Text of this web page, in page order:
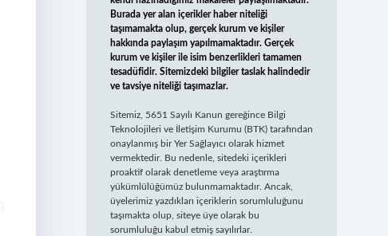
Burada yer alan içerikler haber niteliği
taşımamakta olup, gerçek kurum ve kişiler
hakkında paylaşım yapılmamaktadır. Gerçek
kurum ve kişiler ile isim benzerlikleri tamamen
tesadüfidir. Sitemizdeki bilgiler taslak halindedir
ve tavsiye niteliği taşımazlar.
Sitemiz, 5651 Sayılı Kanun gereğince Bilgi
Teknolojileri ve İletişim Kurumu (BTK) tarafından
onaylanmış bir Yer Sağlayıcı olarak hizmet
vermektedir. Bu nedenle, sitedeki içerikleri
proaktif olarak denetleme veya araştırma
yükümlülüğümüz bulunmamaktadır. Ancak,
üyelerimiz yazdıkları içeriklerin sorumluluğunu
taşımakta olup, siteye üye olarak bu
sorumluluğu kabul etmiş sayılırlar.